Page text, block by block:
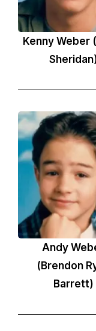
Kenny Weber
Andy
(Brendon
Barrett)